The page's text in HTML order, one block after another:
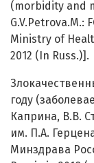
(morbidity and
G.V.Petrova.M.:
Ministry of
2012 (In Russ.)].
году
Каприна, В.В.
им. П.А.
Минздрава